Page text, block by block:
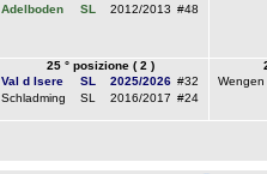
Adelboden
SL 2012/2013 #48
25 ° posizione ( 2 )
Val d Isere
SL 2025/2026 #32
Schladming
SL 2016/2017 #24
Wengen